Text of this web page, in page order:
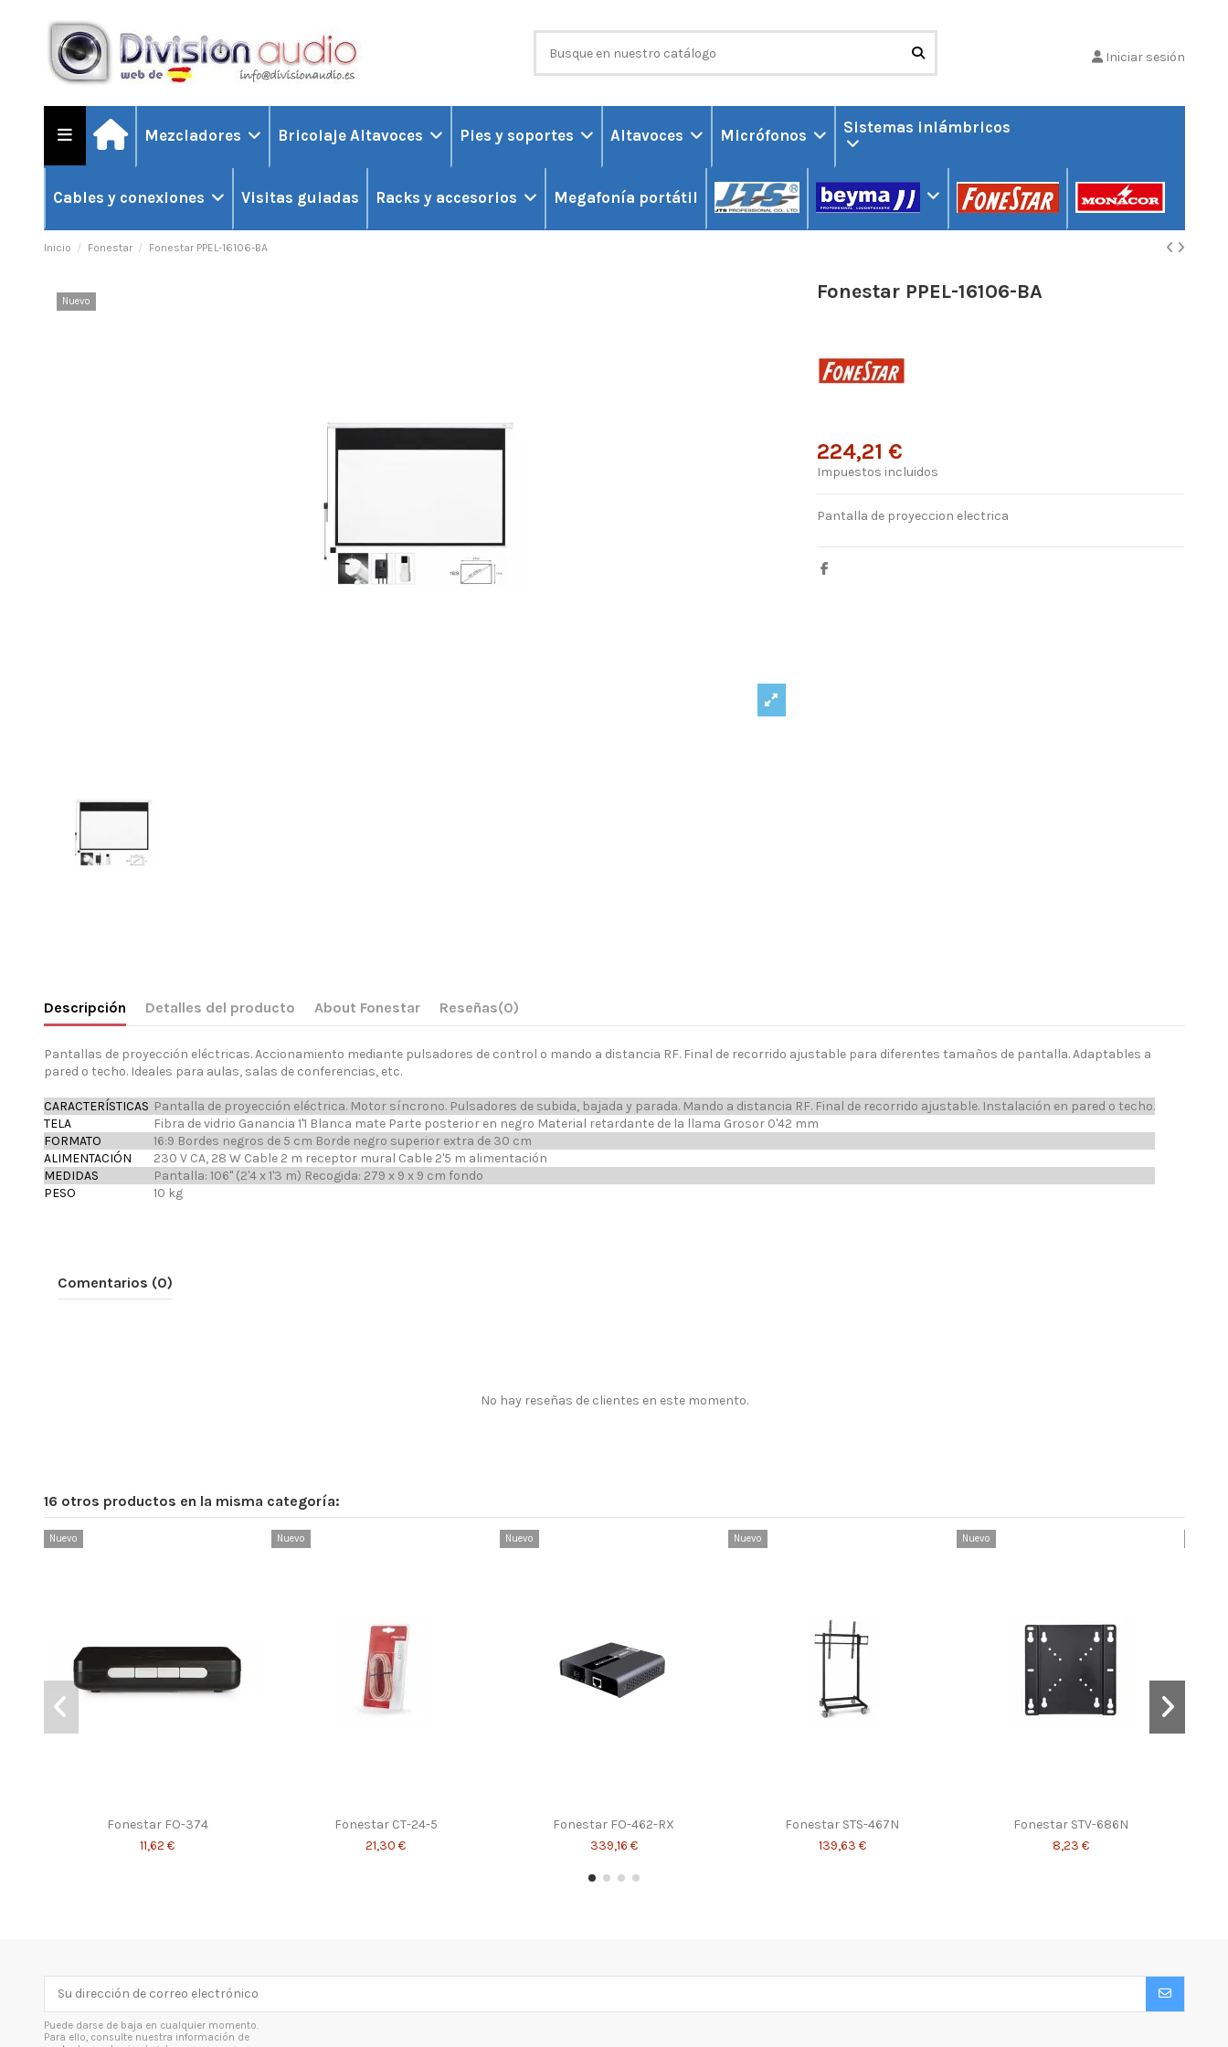
Iniciar sesión
Mezcladores Bricolaje Altavoces Pies y soportes Altavoces Micrófonos Sistemas inlámbricos
Cables y conexiones Visitas guiadas Racks y accesorios Megafonía portátil
Inicio Fonestar Fonestar PPEL-16106-BA
Nuevo Fonestar PPEL-16106-BA
224,21 €
Impuestos incluidos
Pantalla de proyeccion electrica
Descripción Detalles del producto About Fonestar Reseñas(0)
Pantallas de proyección eléctricas. Accionamiento mediante pulsadores de control o mando a distancia RF. Final de recorrido ajustable para diferentes tamaños de pantalla. Adaptables a
pared o techo. Ideales para aulas, salas de conferencias, etc.
CARACTERÍSTICAS Pantalla de proyección eléctrica. Motor síncrono. Pulsadores de subida, bajada y parada. Mando a distancia RF. Final de recorrido ajustable. Instalación en pared o techo.
TELA
Fibra de vidrio Ganancia 1'1 Blanca mate Parte posterior en negro Material retardante de la llama Grosor 0'42 mm
FORMATO
16:9 Bordes negros de 5 cm Borde negro superior extra de 30 cm
ALIMENTACIÓN
230 V CA, 28 W Cable 2 m receptor mural Cable 2'5 m alimentación
MEDIDAS
Pantalla: 106" (2'4 x 1'3 m) Recogida: 279 x 9 x 9 cm fondo
PESO
10 kg
Comentarios (0)
No hay reseñas de clientes en este momento.
16 otros productos en la misma categoría:
Nuevo
Fonestar FO-374
11,62 €
Nuevo
Fonestar CT-24-5
21,30 €
Nuevo
Fonestar FO-462-RX
339,16 €
Nuevo
Fonestar STS-467N
139,63 €
Nuevo
Fonestar STV-686N
8,23 €
Puede darse de baja en cualquier momento.
Para ello, consulte nuestra información de